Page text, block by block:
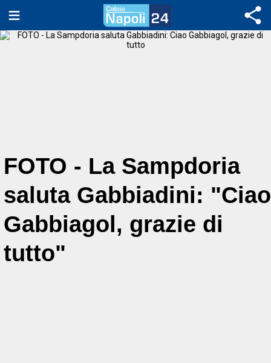
FOTO - La Sampdoria
saluta Gabbiadini: "Ciao
Gabbiagol, grazie di
tutto"